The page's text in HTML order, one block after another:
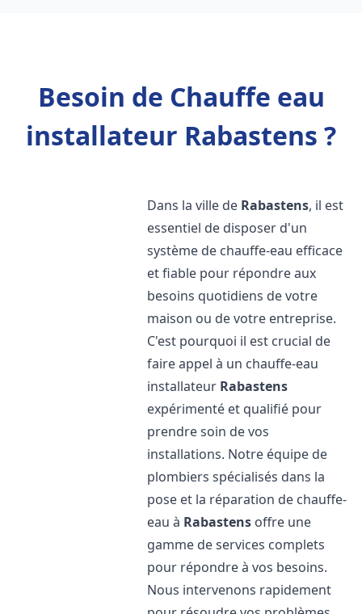
Besoin de Chauffe eau
installateur Rabastens ?
Dans la ville de Rabastens, il est
essentiel de disposer d'un
système de chauffe-eau efficace
et fiable pour répondre aux
besoins quotidiens de votre
maison ou de votre entreprise.
C'est pourquoi il est crucial de
faire appel à un chauffe-eau
installateur Rabastens
expérimenté et qualifié pour
prendre soin de vos
installations. Notre équipe de
plombiers spécialisés dans la
pose et la réparation de chauffe-
eau à Rabastens offre une
gamme de services complets
pour répondre à vos besoins.
Nous intervenons rapidement